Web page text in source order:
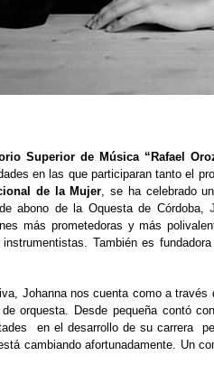
Superior de Música “Rafael
en las que participaran tanto el
de la Mujer, se ha celebrado
abono de la Oquesta de Córdoba,
más prometedoras y más
También es
Johanna nos cuenta como a
orquesta. Desde pequeña contó
en el desarrollo de su carrera
cambiando afortunadamente. Un